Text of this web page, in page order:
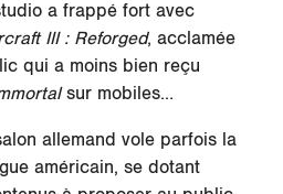
a frappé fort avec
III : Reforged, acclamée
qui a moins bien reçu
sur mobiles…
allemand vole parfois la
américain, se dotant